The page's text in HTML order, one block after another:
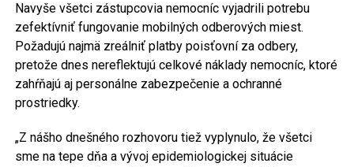
Navyše všetci zástupcovia nemocníc vyjadrili potrebu
zefektívniť fungovanie mobilných odberových miest.
Požadujú najmä zreálniť platby poisťovní za odbery,
pretože dnes nereflektujú celkové náklady nemocníc, ktoré
zahŕňajú aj personálne zabezpečenie a ochranné
prostriedky.
„Z nášho dnešného rozhovoru tiež vyplynulo, že všetci
sme na tepe dňa a vývoj epidemiologickej situácie